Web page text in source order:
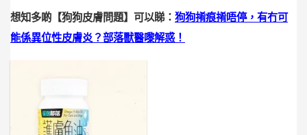
想知多啲【狗狗皮膚問題】可以睇： 狗狗𢯎痕𢯎唔停，有冇可
能係異位性皮膚炎？部落獸醫嚟解惑！